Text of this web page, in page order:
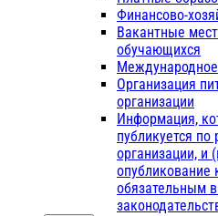
Финансово-
Вакантные
обучающихся
Организация
организации
Информация,
публикуется
организации, и
опубликование
обязательным в